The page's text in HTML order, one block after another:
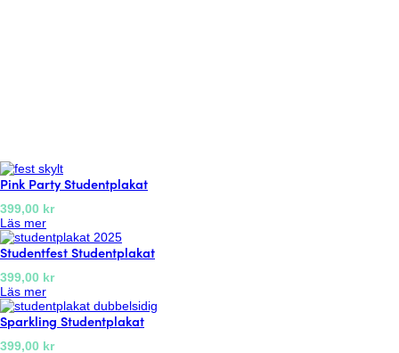
Pink Party Studentplakat
399,00 kr
Läs mer:
P
i
k
P
a
r
Studentfest Studentplakat
399,00 kr
Läs mer:
S
t
u
d
Sparkling Studentplakat
399,00 kr